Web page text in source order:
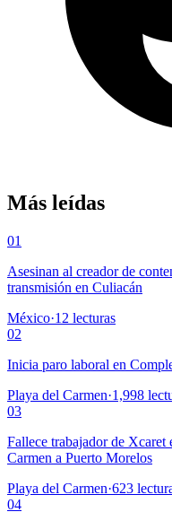
Más leídas
01
Asesinan al creador de
transmisión en Culiacán
México·12 lecturas
02
Inicia paro laboral en
Playa del Carmen·1,998
03
Fallece trabajador de Xcaret
Carmen a Puerto Morelos
Playa del Carmen·623
04